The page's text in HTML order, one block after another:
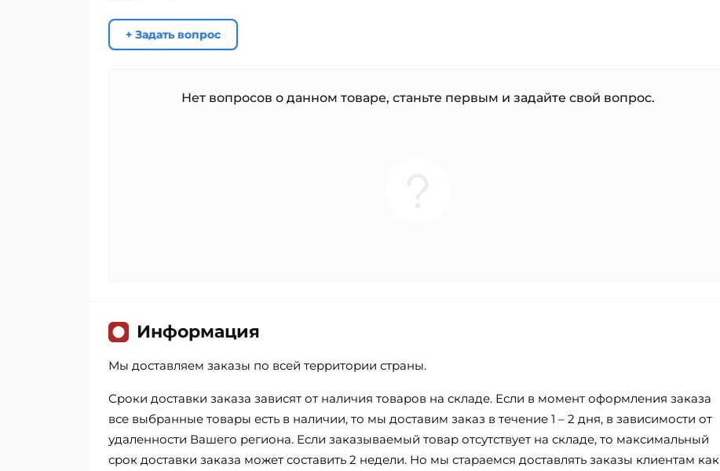
+ Задать вопрос
Нет вопросов о данном товаре, станьте первым и задайте свой вопрос.
Информация
Мы доставляем заказы по всей территории страны.
Сроки доставки заказа зависят от наличия товаров на складе. Если в момент оформления заказа
все выбранные товары есть в наличии, то мы доставим заказ в течение 1 – 2 дня, в зависимости от
удаленности Вашего региона. Если заказываемый товар отсутствует на складе, то максимальный
срок доставки заказа может составить 2 недели. Но мы стараемся доставлять заказы клиентам как